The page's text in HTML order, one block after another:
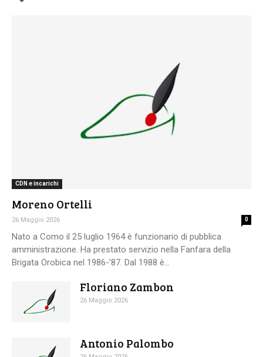
CDN e incarichi
Moreno Ortelli
26 Maggio 2026 0
Nato a Como il 25 luglio 1964 è funzionario di pubblica
amministrazione. Ha prestato servizio nella Fanfara della
Brigata Orobica nel 1986-’87. Dal 1988 è...
Floriano Zambon
26 Maggio 2026
Antonio Palombo